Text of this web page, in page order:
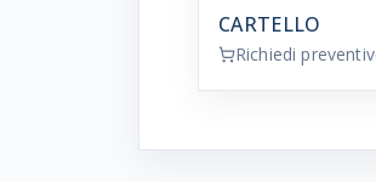
CARTELLO
Richiedi